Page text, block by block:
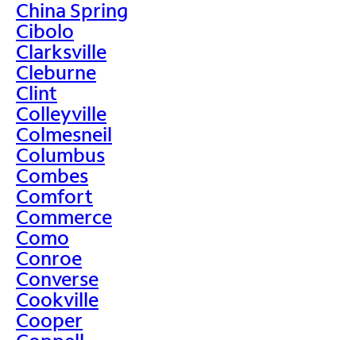
China Spring
Cibolo
Clarksville
Cleburne
Clint
Colleyville
Colmesneil
Columbus
Combes
Comfort
Commerce
Como
Conroe
Converse
Cookville
Cooper